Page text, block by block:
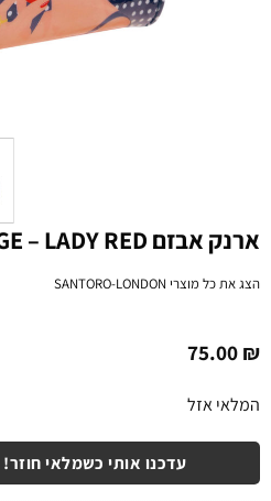
ארנק אבזם FIRST CLASS LOUNGE – LADY RED
הצג את כל מוצריSANTORO-LONDON
75.00₪
המלאי אזל
עדכנו אותי כשמלאי חוזר!